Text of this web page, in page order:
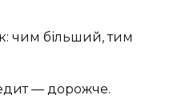
чим більший, тим
— дорожче.